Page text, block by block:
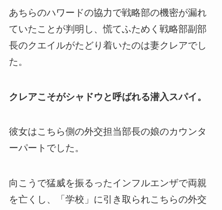
あちらのハワードの協力で戦略部の機密が漏れ
ていたことが判明し、慌てふためく戦略部副部
長のクエイルがたどり着いたのは妻クレアでし
た。
クレアこそがシャドウと呼ばれる潜入スパイ。
彼女はこちら側の外交担当部長の娘のカウンタ
ーパートでした。
向こうで猛威を振るったインフルエンザで両親
を亡くし、「学校」に引き取られこちらの外交